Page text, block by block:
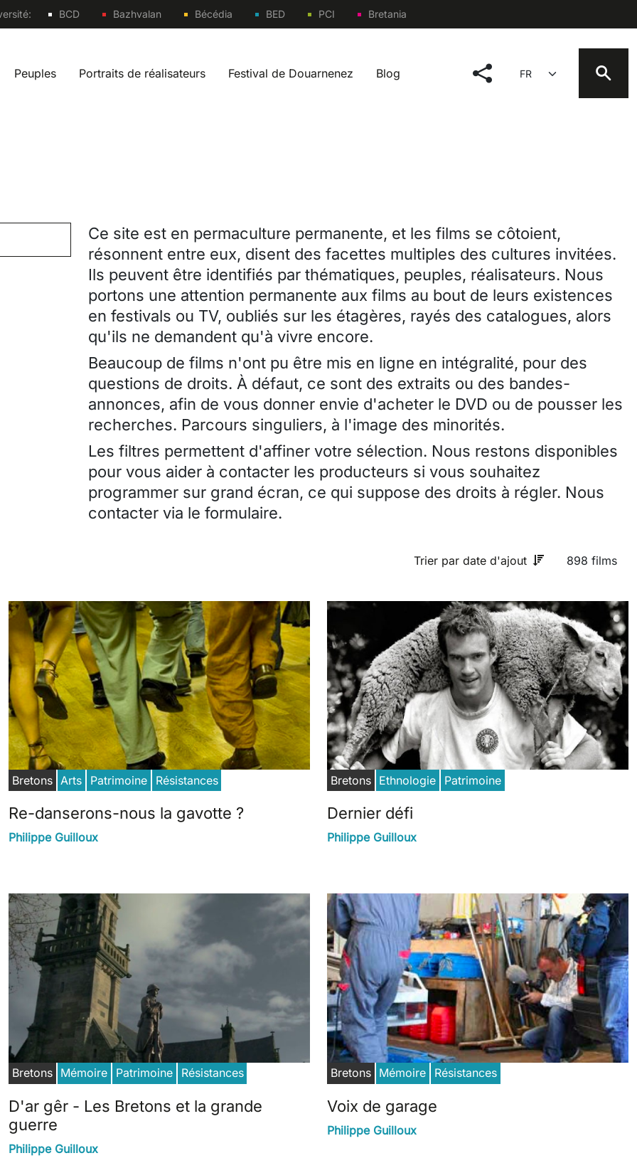
Sites
BCD Bazhvalan Bécédia BED PCI Bretania
fr
Peuples Portraits de réalisateurs Festival de Douarnenez Blog social menu
Select your language
Ce site est en permaculture permanente, et les films se côtoient,
résonnent entre eux, disent des facettes multiples des cultures invitées.
Ils peuvent être identifiés par thématiques, peuples, réalisateurs. Nous
portons une attention permanente aux films au bout de leurs existences
en festivals ou TV, oubliés sur les étagères, rayés des catalogues, alors
qu'ils ne demandent qu'à vivre encore.
Beaucoup de films n'ont pu être mis en ligne en intégralité, pour des
questions de droits. À défaut, ce sont des extraits ou des bandes-
annonces, afin de vous donner envie d'acheter le DVD ou de pousser les
recherches. Parcours singuliers, à l'image des minorités.
Les filtres permettent d'affiner votre sélection. Nous restons disponibles
pour vous aider à contacter les producteurs si vous souhaitez
programmer sur grand écran, ce qui suppose des droits à régler. Nous
contacter via le formulaire.
Trier par date d'ajout 898 films
Bretons Arts Patrimoine Résistances
Re-danserons-nous la gavotte ?
Philippe Guilloux
Bretons Ethnologie Patrimoine
Dernier défi
Philippe Guilloux
Bretons Mémoire Patrimoine Résistances
D'ar gêr - Les Bretons et la grande
guerre
Philippe Guilloux
Bretons Mémoire Résistances
Voix de garage
Philippe Guilloux